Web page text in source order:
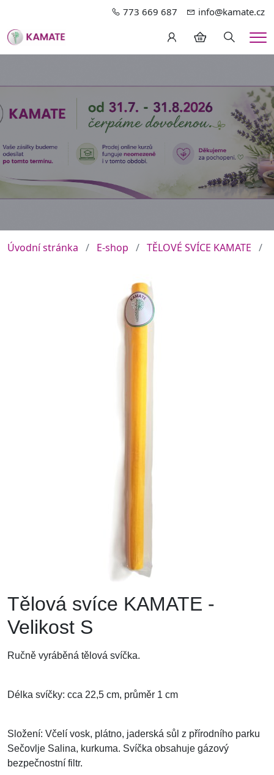
773 669 687 info@kamate.cz
Hledání
Úvodní stránka E-shop TĚLOVÉ SVÍCE KAMATE
Tělová svíce KAMATE -
Velikost S
Ručně vyráběná tělová svíčka.
Délka svíčky: cca 22,5 cm, průměr 1 cm
Složení: Včelí vosk, plátno, jaderská sůl z přírodního parku
Sečovlje Salina, kurkuma. Svíčka obsahuje gázový
bezpečnostní filtr.